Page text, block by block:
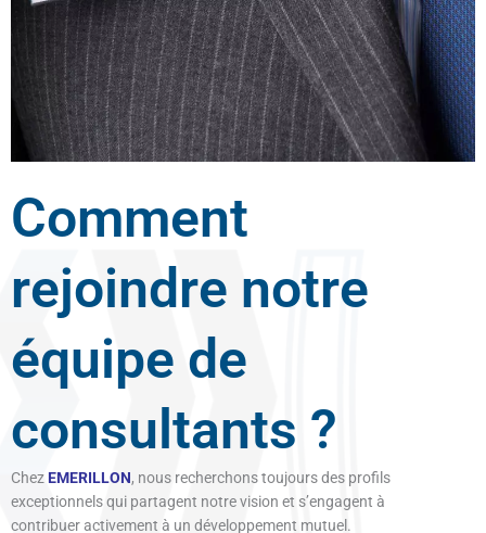
Comment
rejoindre notre
équipe de
consultants ?
Chez EMERILLON, nous recherchons toujours des profils
exceptionnels qui partagent notre vision et s’engagent à
contribuer activement à un développement mutuel.